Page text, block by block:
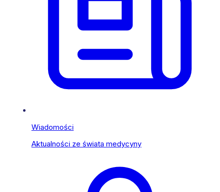
Wiadomości
Aktualności ze świata medycyny